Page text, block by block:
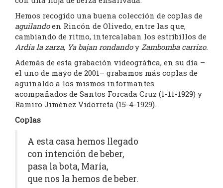
Hemos recogido una buena colección de coplas de
aguilandoen Rincón de Olivedo, entre las que,
cambiando de ritmo, intercalaban los estribillos de
Ardía la zarza, Ya bajan rondandoy Zambomba carrizo.
Además de esta grabación videográfica, en su día –
el uno de mayo de 2001– grabamos más coplas de
aguinaldo a los mismos informantes
acompañados de Santos Forcada Cruz (1-11-1929) y
Ramiro Jiménez Vidorreta (15-4-1929).
Coplas
A esta casa hemos llegado
con intención de beber,
pasa la bota, María,
que nos la hemos de beber.